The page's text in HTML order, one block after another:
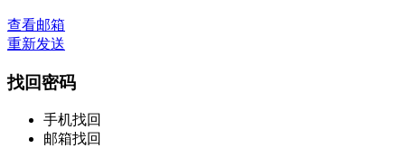
查看邮箱
重新发送
找回密码
手机找回
邮箱找回